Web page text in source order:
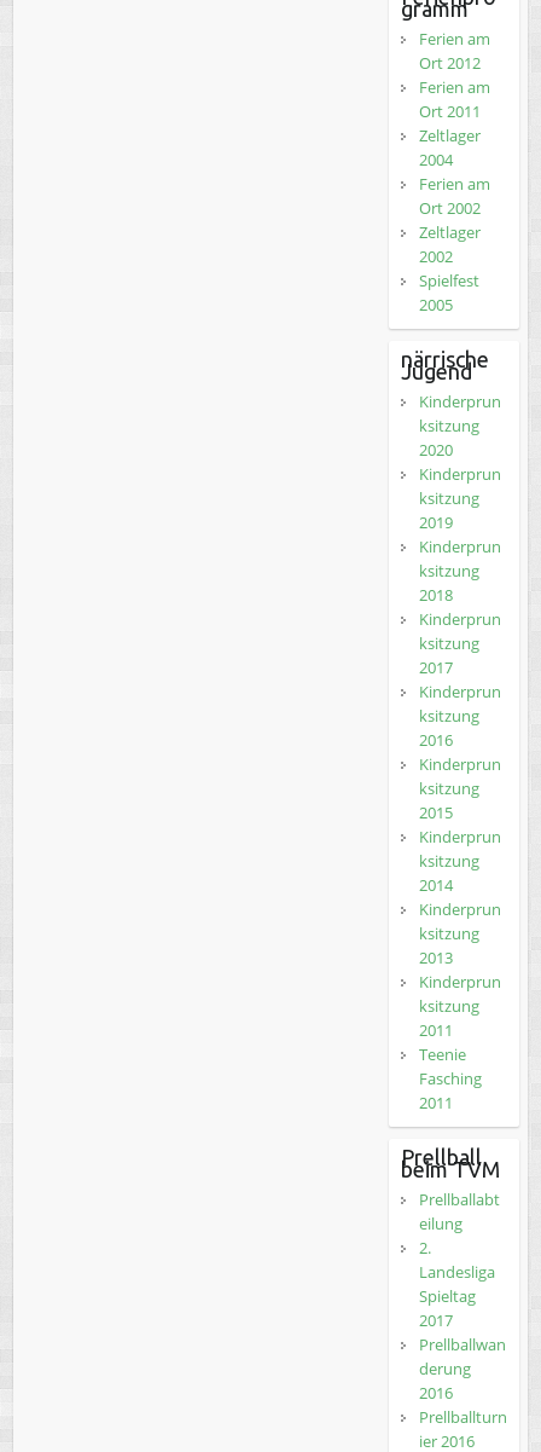
gramm
Ferien am
Ort 2012
Ferien am
Ort 2011
Zeltlager
2004
Ferien am
Ort 2002
Zeltlager
2002
Spielfest
2005
närrische
Jugend
Kinderprun
ksitzung
2020
Kinderprun
ksitzung
2019
Kinderprun
ksitzung
2018
Kinderprun
ksitzung
2017
Kinderprun
ksitzung
2016
Kinderprun
ksitzung
2015
Kinderprun
ksitzung
2014
Kinderprun
ksitzung
2013
Kinderprun
ksitzung
2011
Teenie
Fasching
2011
Prellball
beim TVM
Prellballabt
eilung
2.
Landesliga
Spieltag
2017
Prellballwan
derung
2016
Prellballturn
ier 2016